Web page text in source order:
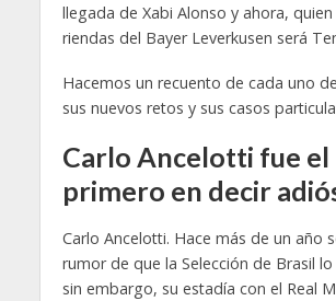
llegada de Xabi Alonso y ahora,
riendas del Bayer Leverkusen será
Hacemos un recuento de cada uno
sus nuevos retos y sus casos
Carlo Ancelotti fue el
primero en decir
Carlo Ancelotti. Hace más de un año
rumor de que la Selección de Brasil
sin embargo, su estadía con el Real